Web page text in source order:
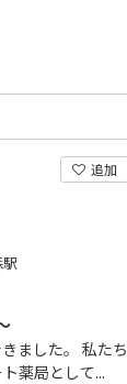
追加
ました。 私たち
薬局として...